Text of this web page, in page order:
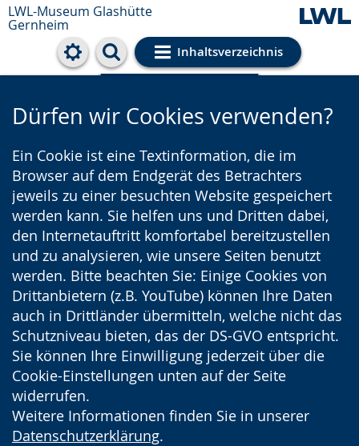
LWL-Museum Glashütte
Gernheim
Inhaltsverzeichnis
Cookie-Einstellungen
Dürfen wir Cookies verwenden?
Ein Cookie ist eine Textinformation, die im
Browser auf dem Endgerät des Betrachters
jeweils zu einer besuchten Website gespeichert
werden kann. Sie helfen uns und Dritten dabei,
den Internetauftritt komfortabel bereitzustellen
und zu analysieren, wie unsere Seiten benutzt
werden. Bitte beachten Sie: Einige Cookies von
Drittanbietern (z.B. YouTube) können Ihre Daten
auch in Drittländer übermitteln, welche nicht das
Schutzniveau bieten, das der DS-GVO entspricht.
Sie können Ihre Einwilligung jederzeit über die
Cookie-Einstellungen unten auf der Seite
widerrufen.
Weitere Informationen finden Sie in unserer
Datenschutzerklärung.